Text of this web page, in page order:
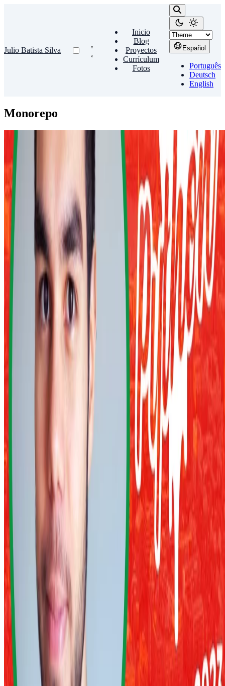
Julio Batista Silva
Inicio
Blog
Proyectos
Currículum
Fotos
Español
Português
Deutsch
English
Monorepo
Sailing smoothly: Navigating a migration from
multi-repo to monorepo
Charla sobre la migración a un monorepo presentada en la Hamburg
Python Pizza 2023.
nov 17, 2023 09:30 — 19:00
1 min de lectura
Español